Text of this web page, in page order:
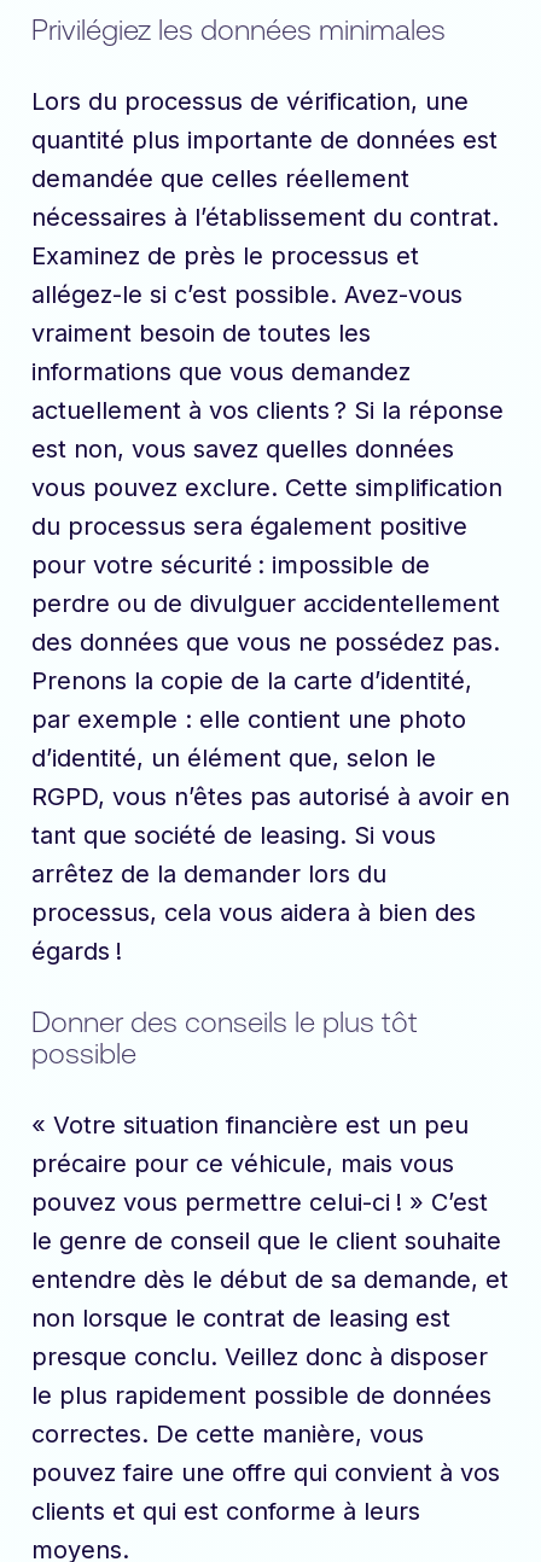
Privilégiez les données minimales
Lors du processus de vérification, une
quantité plus importante de données est
demandée que celles réellement
nécessaires à l’établissement du contrat.
Examinez de près le processus et
allégez-le si c’est possible. Avez-vous
vraiment besoin de toutes les
informations que vous demandez
actuellement à vos clients ? Si la réponse
est non, vous savez quelles données
vous pouvez exclure. Cette simplification
du processus sera également positive
pour votre sécurité : impossible de
perdre ou de divulguer accidentellement
des données que vous ne possédez pas.
Prenons la copie de la carte d’identité,
par exemple : elle contient une photo
d’identité, un élément que, selon le
RGPD, vous n’êtes pas autorisé à avoir en
tant que société de leasing. Si vous
arrêtez de la demander lors du
processus, cela vous aidera à bien des
égards !
Donner des conseils le plus tôt
possible
« Votre situation financière est un peu
précaire pour ce véhicule, mais vous
pouvez vous permettre celui-ci ! » C’est
le genre de conseil que le client souhaite
entendre dès le début de sa demande, et
non lorsque le contrat de leasing est
presque conclu. Veillez donc à disposer
le plus rapidement possible de données
correctes. De cette manière, vous
pouvez faire une offre qui convient à vos
clients et qui est conforme à leurs
moyens.